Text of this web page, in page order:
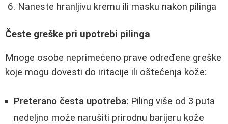
Naneste hranljivu kremu ili masku nakon pilinga
Česte greške pri upotrebi pilinga
Mnoge osobe neprimećeno prave određene greške
koje mogu dovesti do iritacije ili oštećenja kože:
Preterano česta upotreba: Piling više od 3 puta
nedeljno može narušiti prirodnu barijeru kože